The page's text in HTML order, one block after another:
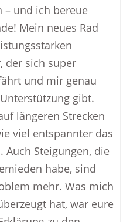
– und ich bereue
Mein neues Rad
der sich super
und mir genau
gibt.
längeren Strecken
viel entspannter das
Auch Steigungen, die
habe, sind
mehr. Was mich
hat, war eure